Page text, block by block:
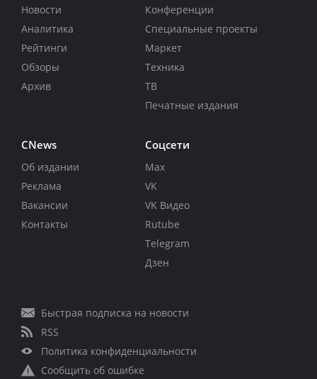
Новости
Аналитика
Рейтинги
Обзоры
Архив
Конференции
Специальные проекты
Маркет
Техника
ТВ
Печатные издания
CNews
Об издании
Реклама
Вакансии
Контакты
Соцсети
Max
VK
VK Видео
Rutube
Telegram
Дзен
Быстрая подписка на новости
RSS
Политика конфиденциальности
Сообщить об ошибке